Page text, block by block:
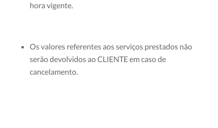
hora vigente.
Os valores referentes aos serviços prestados não
serão devolvidos ao CLIENTE em caso de
cancelamento.